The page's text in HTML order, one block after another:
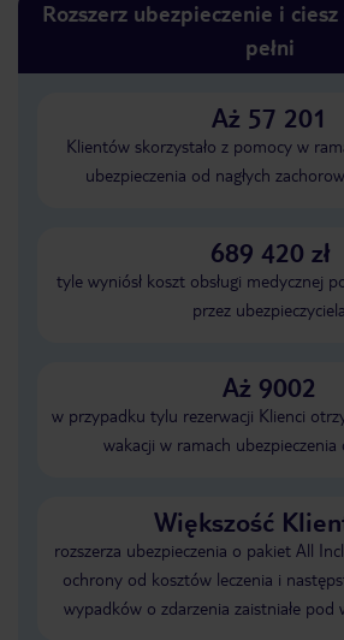
Rozszerz ubezpieczenie i
pełni
Aż 57 201
Klientów skorzystało z pomocy w
ubezpieczenia od nagłych
689 420 zł
tyle wyniósł koszt obsługi medycznej
przez ubezpieczyciela
Aż 9002
w przypadku tylu rezerwacji Klienci
wakacji w ramach ubezpieczenia
Większość
rozszerza ubezpieczenia o pakiet All
ochrony od kosztów leczenia i
wypadków o zdarzenia zaistniałe pod